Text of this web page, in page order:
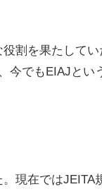
割を果たしてい
今でもEIAJとい
現在ではJEITA